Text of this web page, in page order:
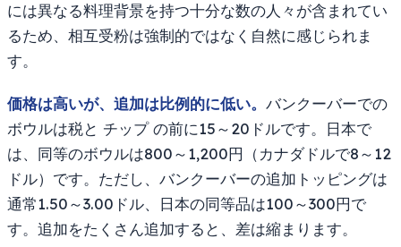
には異なる料理背景を持つ十分な数の人々が含まれてい
るため、相互受粉は強制的ではなく自然に感じられま
す。
価格は高いが、追加は比例的に低い。 バンクーバーでの
ボウルは税と チップ の前に15～20ドルです。日本で
は、同等のボウルは800～1,200円（カナダドルで8～12
ドル）です。ただし、バンクーバーの追加トッピングは
通常1.50～3.00ドル、日本の同等品は100～300円で
す。追加をたくさん追加すると、差は縮まります。